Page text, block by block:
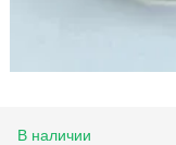
В наличии